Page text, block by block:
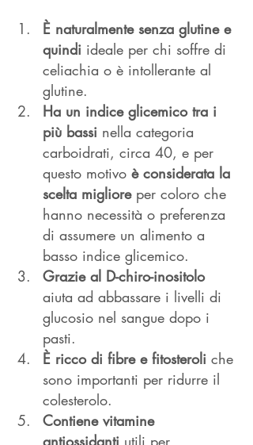
È naturalmente senza glutine e
quindi ideale per chi soffre di
celiachia o è intollerante al
glutine.
Ha un indice glicemico tra i
più bassi nella categoria
carboidrati, circa 40, e per
questo motivo è considerata la
scelta migliore per coloro che
hanno necessità o preferenza
di assumere un alimento a
basso indice glicemico.
Grazie al D-chiro-inositolo
aiuta ad abbassare i livelli di
glucosio nel sangue dopo i
pasti.
È ricco di fibre e fitosteroli che
sono importanti per ridurre il
colesterolo.
Contiene vitamine
antiossidanti utili per